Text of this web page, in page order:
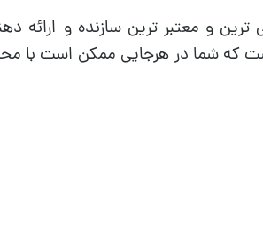
و معتبر ترین سازنده و ارائه
که شما در هرجایی ممکن است با